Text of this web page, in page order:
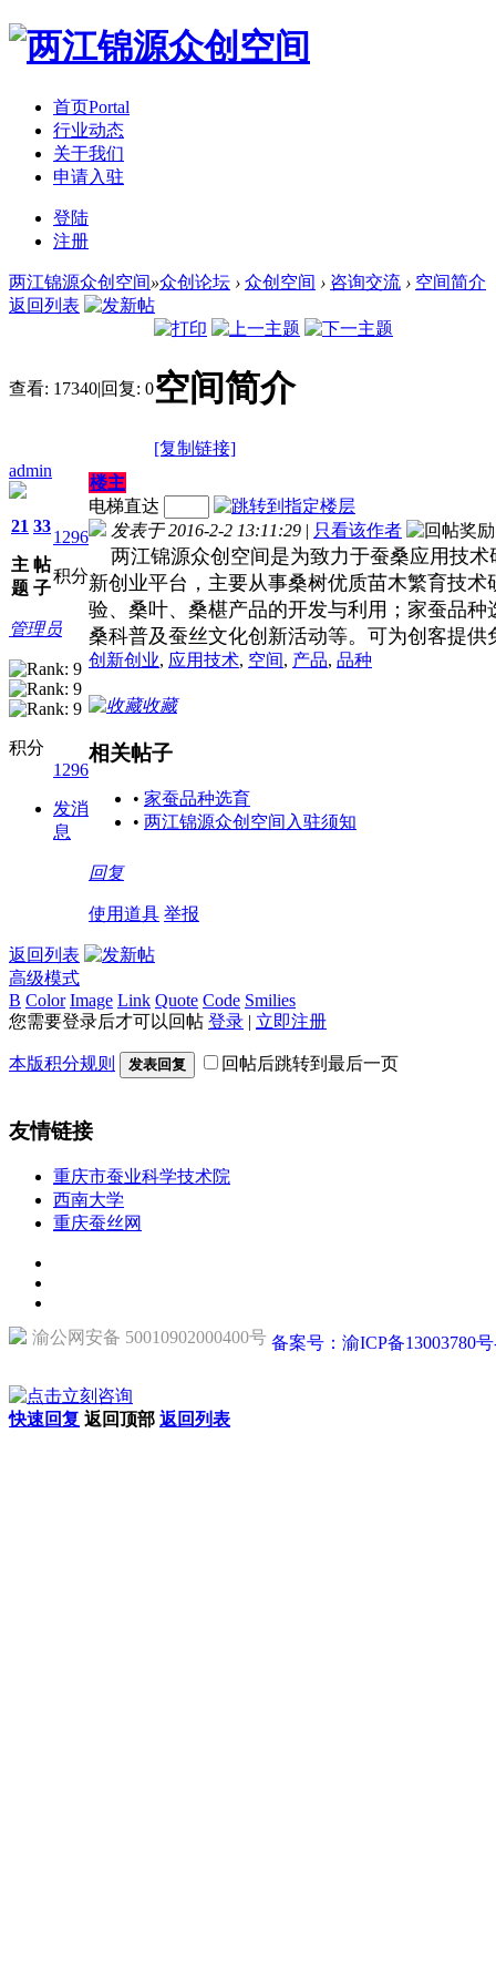
首页Portal
行业动态
关于我们
申请入驻
登陆
注册
两江锦源众创空间»众创论坛 › 众创空间 › 咨询交流 › 空间简介
返回列表
查看: 17340|回复: 0空间简介
[复制链接]
admin
21
主
题
33
帖
子
1296
积分
管理员
积分
1296
发消
息
楼主
电梯直达
发表于 2016-2-2 13:11:29 | 只看该作者
两江锦源众创空间是为致力于蚕桑应用技术
新创业平台，主要从事桑树优质苗木繁育技
验、桑叶、桑椹产品的开发与利用；家蚕品
桑科普及蚕丝文化创新活动等。可为创客提
创新创业, 应用技术, 空间, 产品, 品种
收藏
相关帖子
• 家蚕品种选育
• 两江锦源众创空间入驻须知
回复
使用道具 举报
返回列表
高级模式
B Color Image Link Quote Code Smilies
您需要登录后才可以回帖 登录 | 立即注册
本版积分规则 发表回复 回帖后跳转到最后一页
友情链接
重庆市蚕业科学技术院
西南大学
重庆蚕丝网
渝公网安备 50010902000400号 备案号：渝ICP备13003780
快速回复 返回顶部 返回列表